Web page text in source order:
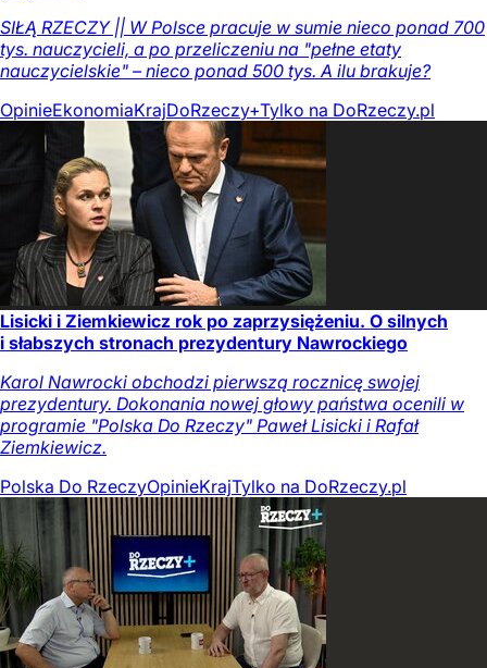
SIŁĄ RZECZY || W Polsce pracuje w sumie nieco ponad 700
tys. nauczycieli, a po przeliczeniu na "pełne etaty
nauczycielskie" – nieco ponad 500 tys. A ilu brakuje?
OpinieEkonomiaKrajDoRzeczy+Tylko na DoRzeczy.pl
Lisicki i Ziemkiewicz rok po zaprzysiężeniu. O silnych
i słabszych stronach prezydentury Nawrockiego
Karol Nawrocki obchodzi pierwszą rocznicę swojej
prezydentury. Dokonania nowej głowy państwa ocenili w
programie "Polska Do Rzeczy" Paweł Lisicki i Rafał
Ziemkiewicz.
Polska Do RzeczyOpinieKrajTylko na DoRzeczy.pl